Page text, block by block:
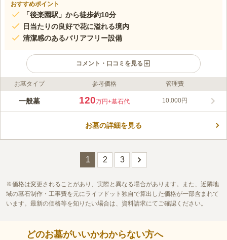
おすすめポイント
「後楽園駅」から徒歩約10分
日当たりの良好で花に溢れる境内
清潔感のあるバリアフリー設備
コメント・口コミを見る
ライフドット編集部のコメント
真珠院（無量山真珠院・全忠寺）には、小石川七福神の一つ、布
す。 丸の内線･南北線「後楽園駅」から徒歩圏内でいくことがで
アフリー設計です。
口コミ 件
の中でも入り口付近の為面倒でなく行きやすいのが気に入っている。
口コミの続きを読む
お墓タイプ 参考価格 管理費
一般墓 120万円+墓石代 10,000円
お墓の詳細を見る
1 2 3
価格は変更されることがあり、実際と異なる場合があります。また、近隣地
域の墓石制作・工事費を元にライフドット独自で算出した価格が一部含まれて
います。最新の価格等を知りたい場合は、資料請求にてご確認ください。
どのお墓がいいかわからない方へ